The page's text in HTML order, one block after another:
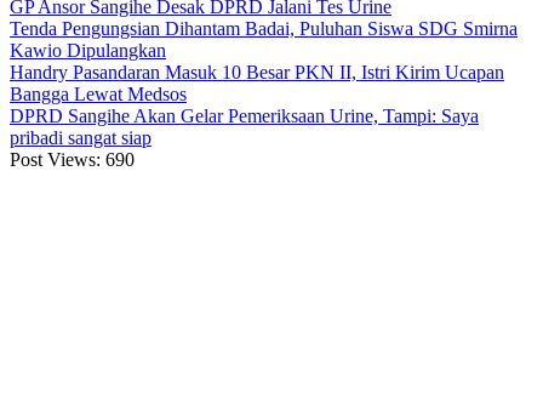
GP Ansor Sangihe Desak DPRD Jalani Tes Urine
Tenda Pengungsian Dihantam Badai, Puluhan Siswa SDG Smirna
Kawio Dipulangkan
Handry Pasandaran Masuk 10 Besar PKN II, Istri Kirim Ucapan
Bangga Lewat Medsos
DPRD Sangihe Akan Gelar Pemeriksaan Urine, Tampi: Saya
pribadi sangat siap
Post Views: 690